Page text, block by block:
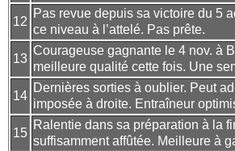
12
Pas revue depuis sa victoire du 5
ce niveau à l’attelé. Pas prête.
13
Courageuse gagnante le 4 nov. à
meilleure qualité cette fois. Une
14
Dernières sorties à oublier. Peut
imposée à droite. Entraîneur
15
Ralentie dans sa préparation à la
suffisamment affûtée. Meilleure à